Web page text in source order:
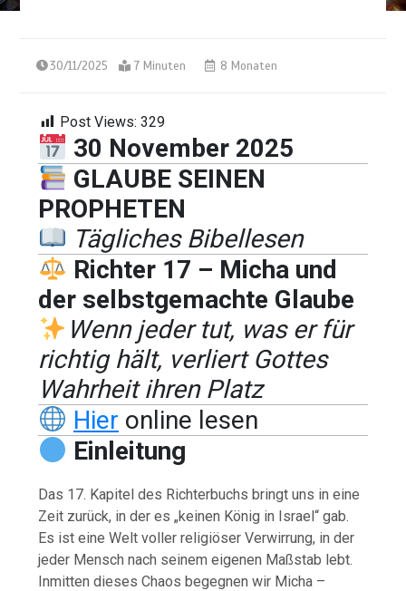
30/11/2025 7 Minuten 8 Monaten
Post Views: 329
30 November 2025
GLAUBE SEINEN
PROPHETEN
Tägliches Bibellesen
Richter 17 – Micha und
der selbstgemachte Glaube
Wenn jeder tut, was er für
richtig hält, verliert Gottes
Wahrheit ihren Platz
Hier online lesen
Einleitung
Das 17. Kapitel des Richterbuchs bringt uns in eine
Zeit zurück, in der es „keinen König in Israel“ gab.
Es ist eine Welt voller religiöser Verwirrung, in der
jeder Mensch nach seinem eigenen Maßstab lebt.
Inmitten dieses Chaos begegnen wir Micha –